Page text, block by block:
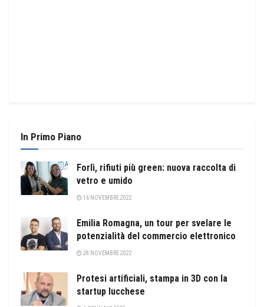
In Primo Piano
Forlì, rifiuti più green: nuova raccolta di
vetro e umido
16 NOVEMBRE 2022
Emilia Romagna, un tour per svelare le
potenzialità del commercio elettronico
28 NOVEMBRE 2022
Protesi artificiali, stampa in 3D con la
startup lucchese